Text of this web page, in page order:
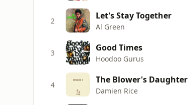
2 Let's Stay Together
Al Green
3 Good Times
Hoodoo Gurus
4 The Blower's Daughter
Damien Rice